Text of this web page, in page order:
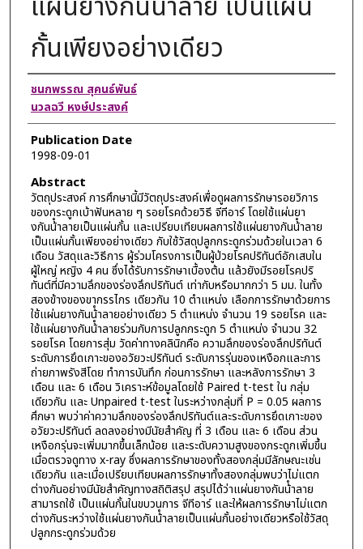
กั้นเพียงอย่างเดียว
Authors
ชนกพรรณ สุคนธ์พันธ์
นวลฉวี หงษ์ประสงค์
Publication Date
1998-09-01
Abstract
วัตถุประสงค์ การศึกษานี้มีวัตถุประสงค์เพื่อดูผลการรักษารอยวิการ
ของกระดูกเบ้าฟันหลาย ๆ รอยโรคด้วยวิธี จีทีอาร์ โดยใช้แผ่นยา
งกันน้ําลายเป็นแผ่นกั้น และเปรียบเทียบผลการใช้แผ่นยางกันน้ําลาย
เป็นแผ่นกั้นเพียงอย่างเดียว กับใช้วัสดุปลูกกระดูกร่วมด้วยในเวลา 6
เดือน วัสดุและวิธีการ ผู้ร่วมโครงการเป็นผู้ป่วยโรคปริทันต์อักเสบใน
ผู้ใหญ่ หญิง 4 คน ซึ่งได้รับการรักษาเบื้องต้น แล้วยังมีรอยโรคปริ
ทันต์ที่มีความลึกของร่องลึกปริทันต์ เท่ากับหรือมากกว่า 5 มม. ในทั้ง
สองข้างของขากรรไกร เดียวกัน 10 ตําแหน่ง เลือกการรักษาด้วยการ
ใช้แผ่นยางกันน้ําลายอย่างเดียว 5 ตําแหน่ง จํานวน 19 รอยโรค และ
ใช้แผ่นยางกันน้ําลายร่วมกับการปลูกกระดูก 5 ตําแหน่ง จํานวน 32
รอยโรค โดยการสุ่ม วัดค่าทางคลินิกคือ ความลึกของร่องลึกปริทันต์
ระดับการยึดเกาะของอวัยวะปริทันต์ ระดับการรุ่นของเหงือกและการ
ถ่ายภาพรังสีโดย ทําการบันทึก ก่อนการรักษา และหลังการรักษา 3
เดือน และ 6 เดือน วิเคราะห์ข้อมูลโดยใช้ Paired t-test ใน กลุ่ม
เดียวกัน และ Unpaired t-test ในระหว่างกลุ่มที่ P = 0.05 ผลการ
ศึกษา พบว่าค่าความลึกของร่องลึกปริทันต์และระดับการยึดเกาะของ
อวัยวะปริทันต์ ลดลงอย่างมีนัยสําคัญ ที่ 3 เดือน และ 6 เดือน ส่วน
เหงือกรุ่นจะเพิ่มมากขึ้นเล็กน้อย และระดับความสูงของกระดูกเพิ่มขึ้น
เมื่อตรวจดูทาง x-ray ซึ่งผลการรักษาของทั้งสองกลุ่มมีลักษณะเช่น
เดียวกัน และเมื่อเปรียบเทียบผลการรักษาทั้งสองกลุ่มพบว่าไม่แตก
ต่างกันอย่างมีนัยสําคัญทางสถิติสรุป สรุปได้ว่าแผ่นยางกันน้ําลาย
สามารถใช้ เป็นแผ่นกั้นในขบวนการ จีทีอาร์ และให้ผลการรักษาไม่แตก
ต่างกันระหว่างใช้แผ่นยางกันน้ําลายเป็นแผ่นกั้นอย่างเดียวหรือใช้วัสดุ
ปลูกกระดูกร่วมด้วย